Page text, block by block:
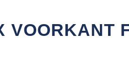
VOORKANT